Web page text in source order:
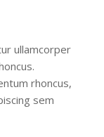
ullamcorper
rhoncus,
sem